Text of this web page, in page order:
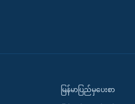
မြန်မာပြည်မှပေးစာ